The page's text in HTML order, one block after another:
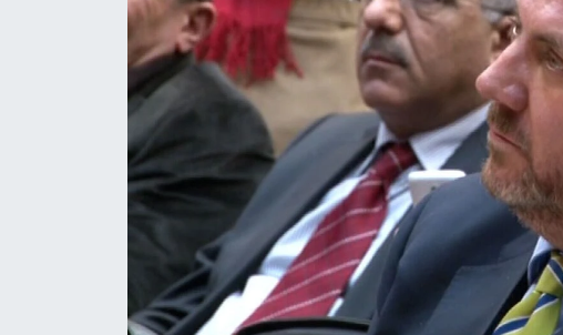
TURİZM
RÖPORTAJ
VİDEO HABERLER
YAZARLAR